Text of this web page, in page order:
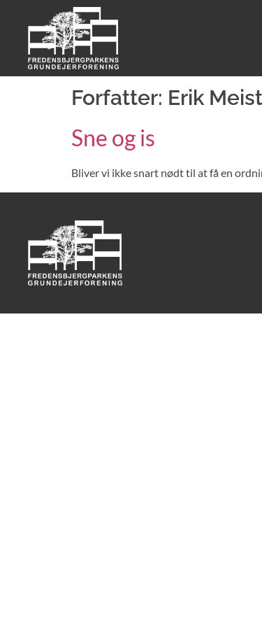
Forfatter: Erik
Sne og is
Bliver vi ikke snart nødt til at få en